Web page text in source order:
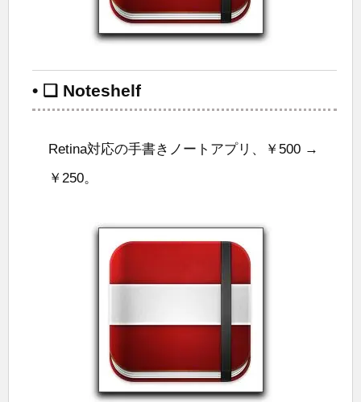
• ❑ Noteshelf
Retina対応の手書きノートアプリ、￥500 →
￥250。